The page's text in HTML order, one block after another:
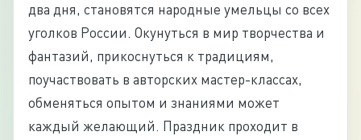
два дня, становятся народные умельцы со всех
уголков России. Окунуться в мир творчества и
фантазий, прикоснуться к традициям,
поучаствовать в авторских мастер-классах,
обменяться опытом и знаниями может
каждый желающий. Праздник проходит в